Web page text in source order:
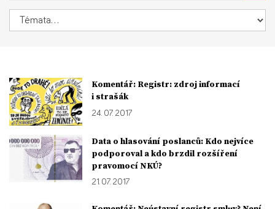
Komentář: Registr: zdroj informací
i strašák
24. 07. 2017
Data o hlasování poslanců: Kdo nejvíce
podporoval a kdo brzdil rozšíření
pravomocí NKÚ?
21. 07. 2017